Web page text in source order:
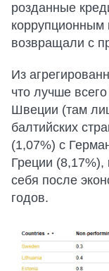
розданные
коррупционным
возвращали с
Из
что лучше
Швеции (там
балтийских
(1,07%) с
Греции (8,17%),
себя после
годов.